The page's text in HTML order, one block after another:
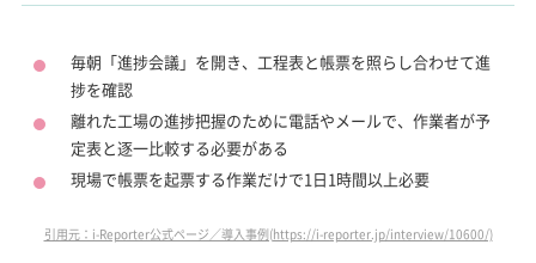
毎朝「進捗会議」を開き、工程表と帳票を照らし合わせて進
捗を確認
離れた工場の進捗把握のために電話やメールで、作業者が予
定表と逐一比較する必要がある
現場で帳票を起票する作業だけで1日1時間以上必要
引用元：i-Reporter公式ページ／導入事例(https://i-reporter.jp/interview/10600/)